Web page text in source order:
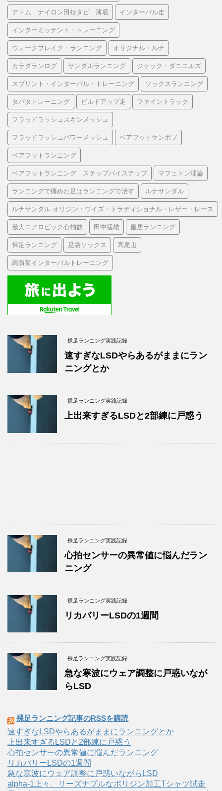
アトム ナイロン田植タビ 薄底 インターバル走
インターミッテント・トレーニング
ウォークブレイク・ランニング オリジナル・ルナ
カラダランログ サンダルランニング ジャック・ダニエルズ
スプリント・インターバル・トレーニング ソックスランニング
タバタトレーニング ビルドアップ走 ファイントラック
フラッドラッシュスキンメッシュ
フラッドラッシュパワーメッシュ ベアフットケンボブ
ベアフットランニング
ベアフットランニング ステップバイステップ マフェトン理論
ランニングで痛めた足はランニングで治す ルナサンダル
ルナサンダル オリジン・ウイズ・トラディショナル・レザー・レース
最大エアロビック心拍数 田中猛雄 皇居ランニング
裸足ランニング 足袋ソックス 高尾山
高負荷インターバルトレーニング
裸足ランニング実践記録
速すぎなLSDやらあるがままにラン
ニングとか
裸足ランニング実践記録
上出来すぎるLSDと2部練に戸惑う
裸足ランニング実践記録
心拍センサーの異常値に悩んだラン
ニング
裸足ランニング実践記録
リカバリーLSDの1週間
裸足ランニング実践記録
急な寒波にウェア調整に戸惑いなが
らLSD
裸足ランニング記事のRSSを購読
速すぎなLSDやらあるがままにランニングとか
上出来すぎるLSDと2部練に戸惑う
心拍センサーの異常値に悩んだランニング
リカバリーLSDの1週間
急な寒波にウェア調整に戸惑いながらLSD
alpha-1上々、リーズナブルなポリジン加工Tシャツ試走